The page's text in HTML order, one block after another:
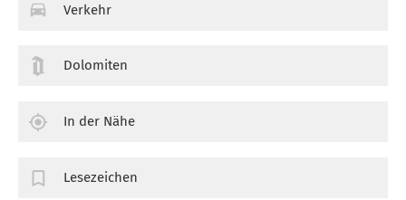
Verkehr
Dolomiten
In der Nähe
Lesezeichen